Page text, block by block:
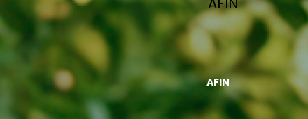
ZMEUR AFIN